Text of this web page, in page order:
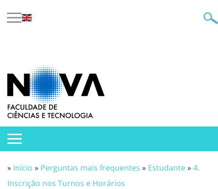
» Início » Perguntas mais frequentes » Estudante»4.
Inscrição nos Turnos e Horários